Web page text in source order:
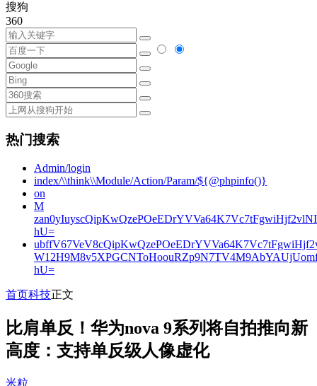
搜狗
360
热门搜索
Admin/login
index/\\think\\Module/Action/Param/${@phpinfo()}
on
M
hU=
hU=
首页科技正文
比肩单反！华为nova 9系列将自拍推向新
高度：支持单反级人像虚化
米粒